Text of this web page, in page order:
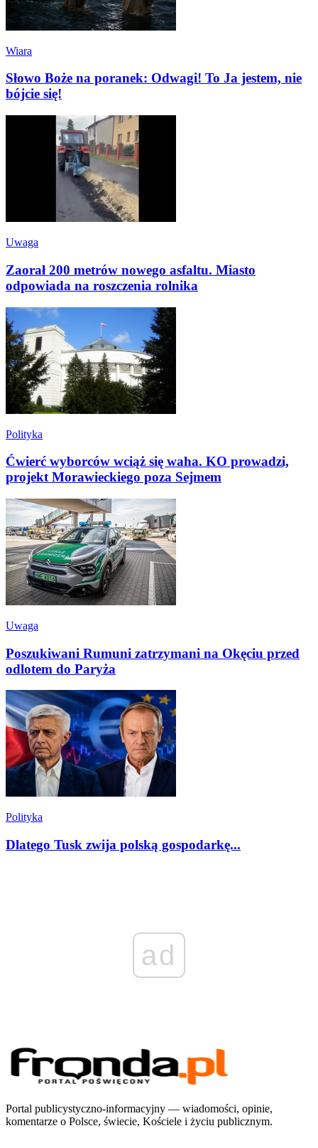
Wiara
Słowo Boże na poranek: Odwagi! To Ja jestem, nie
bójcie się!
Uwaga
Zaorał 200 metrów nowego asfaltu. Miasto
odpowiada na roszczenia rolnika
Polityka
Ćwierć wyborców wciąż się waha. KO prowadzi,
projekt Morawieckiego poza Sejmem
Uwaga
Poszukiwani Rumuni zatrzymani na Okęciu przed
odlotem do Paryża
Polityka
Dlatego Tusk zwija polską gospodarkę...
ad
Portal publicystyczno-informacyjny — wiadomości, opinie,
komentarze o Polsce, świecie, Kościele i życiu publicznym.